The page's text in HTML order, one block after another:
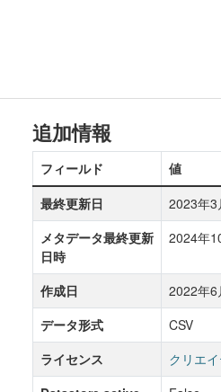
追加情報
フィールド
値
最終更新日
2023年3
メタデータ最終更新
日時
2024年
作成日
2022年6
データ形式
CSV
ライセンス
クリエ